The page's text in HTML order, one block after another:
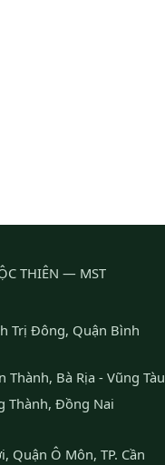
THIÊN — MST
Trị Đông, Quận Bình
Thành, Bà Rịa - Vũng Tàu
Thành, Đồng Nai
Quận Ô Môn, TP. Cần